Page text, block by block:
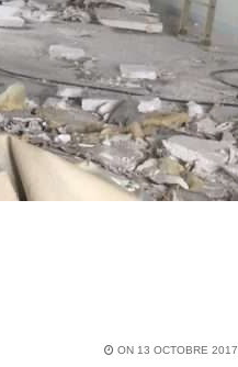
ON 13 OCTOBRE 2017